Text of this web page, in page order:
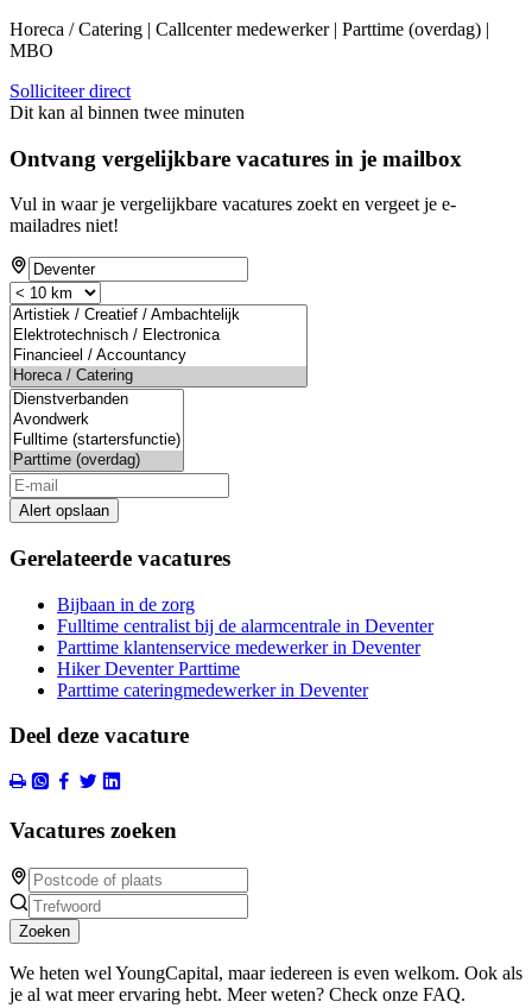
Horeca / Catering | Callcenter medewerker | Parttime (overdag) |
MBO
Solliciteer direct
Dit kan al binnen twee minuten
Ontvang vergelijkbare vacatures in je mailbox
Vul in waar je vergelijkbare vacatures zoekt en vergeet je e-
mailadres niet!
Alert opslaan
Gerelateerde vacatures
Bijbaan in de zorg
Fulltime centralist bij de alarmcentrale in Deventer
Parttime klantenservice medewerker in Deventer
Hiker Deventer Parttime
Parttime cateringmedewerker in Deventer
Deel deze vacature
Vacatures zoeken
Zoeken
We heten wel YoungCapital, maar iedereen is even welkom. Ook als
je al wat meer ervaring hebt. Meer weten? Check onze FAQ.